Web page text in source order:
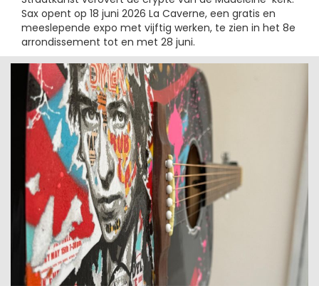
Sax opent op 18 juni 2026 La Caverne, een gratis en
meeslepende expo met vijftig werken, te zien in het 8e
arrondissement tot en met 28 juni.